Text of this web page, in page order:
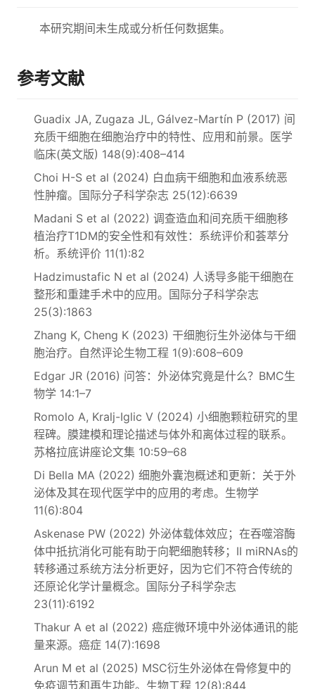
本研究期间未生成或分析任何数据集。
参考文献
Guadix JA, Zugaza JL, Gálvez-Martín P (2017) 间
充质干细胞在细胞治疗中的特性、应用和前景。医学
临床(英文版) 148(9):408–414
Choi H-S et al (2024) 白血病干细胞和血液系统恶
性肿瘤。国际分子科学杂志 25(12):6639
Madani S et al (2022) 调查造血和间充质干细胞移
植治疗T1DM的安全性和有效性：系统评价和荟萃分
析。系统评价 11(1):82
Hadzimustafic N et al (2024) 人诱导多能干细胞在
整形和重建手术中的应用。国际分子科学杂志
25(3):1863
Zhang K, Cheng K (2023) 干细胞衍生外泌体与干细
胞治疗。自然评论生物工程 1(9):608–609
Edgar JR (2016) 问答：外泌体究竟是什么？BMC生
物学 14:1–7
Romolo A, Kralj-Iglic V (2024) 小细胞颗粒研究的里
程碑。膜建模和理论描述与体外和离体过程的联系。
苏格拉底讲座论文集 10:59–68
Di Bella MA (2022) 细胞外囊泡概述和更新：关于外
泌体及其在现代医学中的应用的考虑。生物学
11(6):804
Askenase PW (2022) 外泌体载体效应；在吞噬溶酶
体中抵抗消化可能有助于向靶细胞转移；II miRNAs的
转移通过系统方法分析更好，因为它们不符合传统的
还原论化学计量概念。国际分子科学杂志
23(11):6192
Thakur A et al (2022) 癌症微环境中外泌体通讯的能
量来源。癌症 14(7):1698
Arun M et al (2025) MSC衍生外泌体在骨修复中的
免疫调节和再生功能。生物工程 12(8):844